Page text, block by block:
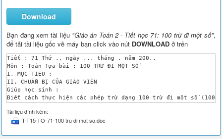
Download
Bạn đang xem tài liệu "Giáo án Toán 2 - Tiết học 71: 100 trừ đi một số",
để tải tài liệu gốc về máy bạn click vào nút DOWNLOAD ở trên
Tiết : 71 Thứ ., ngày ... tháng . năm 200..
Môn : Toán Tựa bài : 100 TRỪ ĐI MỘT SỐ
I. MỤC TIÊU :
II. CHUẨN BỊ CỦA GIÁO VIÊN
Giúp học sinh :
Biết cách thực hiện các phép trừ dạng 100 trừ đi một số
Tính nhẩm 100 trừ đi một số tròn chục.
Aùp dụng để giải các bài toán có lời văn, bài toán về ít hơn.
Sách giáo khoa.
Sách giáo khoa.
Tài liệu đính kèm:
T-T15-TO-71-100 tru di mot so.doc